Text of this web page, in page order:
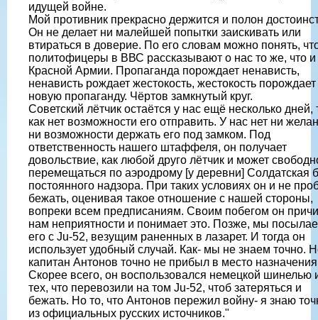
идущей войне.
Мой противник прекрасно держится и полон
Он не делает ни малейшей попытки заискивать или
втираться в доверие. По его словам можно понять,
политофицеры в ВВС рассказывают о нас то же, что и
Красной Армии. Пропаганда порождает ненависть,
ненависть рождает жестокость, жестокость порождает
новую пропаганду. Чёртов замкнутый круг.
Советский лётчик остаётся у нас ещё несколько дней,
как нет возможности его отправить. У нас нет ни
ни возможности держать его под замком. Под
ответственность нашего штаффеля, он получает
довольствие, как любой друго лётчик и может
перемещаться по аэродрому [у деревни] Солдатская
постоянного надзора. При таких условиях он и не
бежать, оценивая такое отношение с нашей стороны,
вопреки всем предписаниям. Своим побегом он
нам неприятности и понимает это. Позже, мы
его с Ju-52, везущим раненных в лазарет. И тогда он
использует удобный случай. Как- мы не знаем точно.
капитан Антонов точно не прибыл в место
Скорее всего, он воспользовался немецкой шинелью
тех, что перевозили на том Ju-52, чтоб затеряться и
бежать. Но то, что Антонов пережил войну- я знаю
из официальных русских источников."